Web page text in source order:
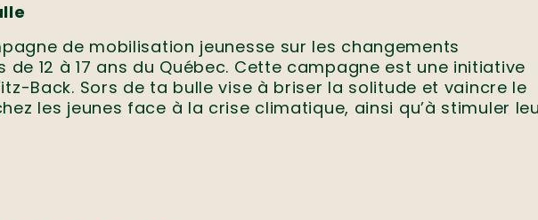
de mobilisation jeunesse sur les changements
12 à 17 ans du Québec. Cette campagne est une initiative
Back. Sors de ta bulle vise à briser la solitude et vaincre le
les jeunes face à la crise climatique, ainsi qu’à stimuler